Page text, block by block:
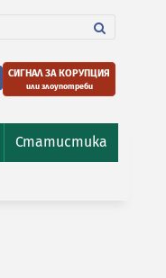
СИГНАЛ ЗА КОРУПЦИЯ
или злоупотреби
Статистика